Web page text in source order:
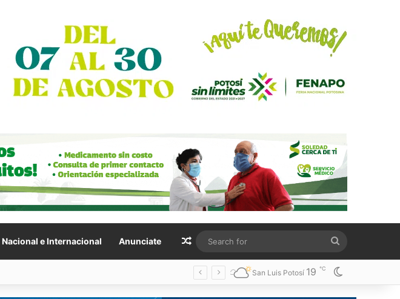
Nacional e Internacional Anunciate Random Article
for
San Luis Potosí 19 ℃